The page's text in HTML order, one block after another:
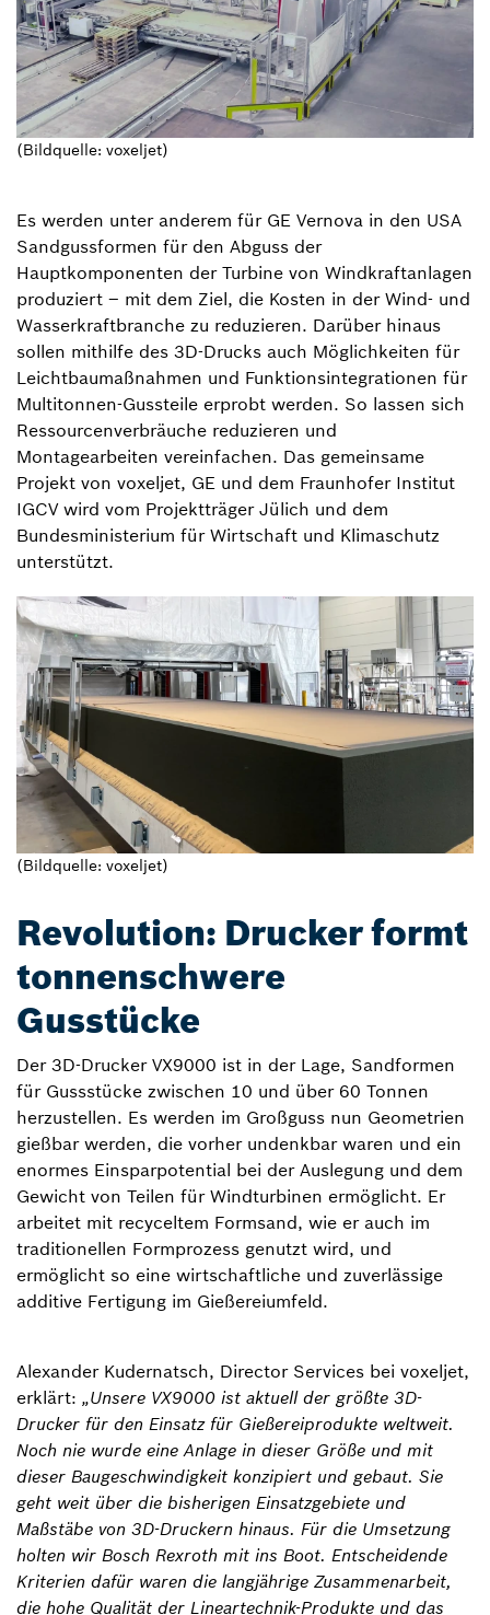
(Bildquelle: voxeljet)
Es werden unter anderem für GE Vernova in den USA
Sandgussformen für den Abguss der
Hauptkomponenten der Turbine von Windkraftanlagen
produziert – mit dem Ziel, die Kosten in der Wind- und
Wasserkraftbranche zu reduzieren. Darüber hinaus
sollen mithilfe des 3D-Drucks auch Möglichkeiten für
Leichtbaumaßnahmen und Funktionsintegrationen für
Multitonnen-Gussteile erprobt werden. So lassen sich
Ressourcenverbräuche reduzieren und
Montagearbeiten vereinfachen. Das gemeinsame
Projekt von voxeljet, GE und dem Fraunhofer Institut
IGCV wird vom Projektträger Jülich und dem
Bundesministerium für Wirtschaft und Klimaschutz
unterstützt.
(Bildquelle: voxeljet)
Revolution: Drucker formt
tonnenschwere
Gusstücke
Der 3D-Drucker VX9000 ist in der Lage, Sandformen
für Gussstücke zwischen 10 und über 60 Tonnen
herzustellen. Es werden im Großguss nun Geometrien
gießbar werden, die vorher undenkbar waren und ein
enormes Einsparpotential bei der Auslegung und dem
Gewicht von Teilen für Windturbinen ermöglicht. Er
arbeitet mit recyceltem Formsand, wie er auch im
traditionellen Formprozess genutzt wird, und
ermöglicht so eine wirtschaftliche und zuverlässige
additive Fertigung im Gießereiumfeld.
Alexander Kudernatsch, Director Services bei voxeljet,
erklärt: „Unsere VX9000 ist aktuell der größte 3D-
Drucker für den Einsatz für Gießereiprodukte weltweit.
Noch nie wurde eine Anlage in dieser Größe und mit
dieser Baugeschwindigkeit konzipiert und gebaut. Sie
geht weit über die bisherigen Einsatzgebiete und
Maßstäbe von 3D-Druckern hinaus. Für die Umsetzung
holten wir Bosch Rexroth mit ins Boot. Entscheidende
Kriterien dafür waren die langjährige Zusammenarbeit,
die hohe Qualität der Lineartechnik-Produkte und das